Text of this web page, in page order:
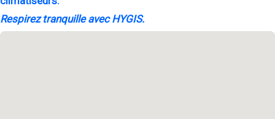
Respirez tranquille avec HYGIS.